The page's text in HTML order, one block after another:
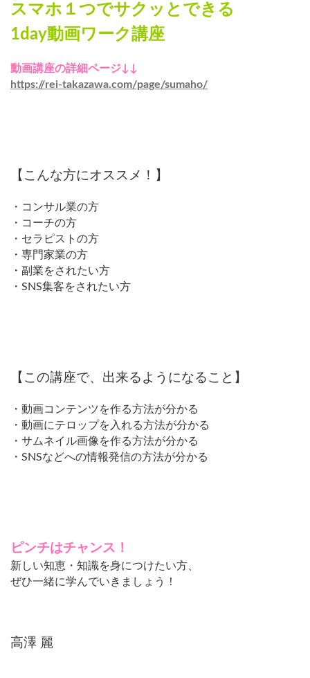
スマホ１つでサクッとできる
1day動画ワーク講座
動画講座の詳細ページ↓↓
https://rei-takazawa.com/page/sumaho/
【こんな方にオススメ！】
・コンサル業の方
・コーチの方
・セラピストの方
・専門家業の方
・副業をされたい方
・SNS集客をされたい方
【この講座で、出来るようになること】
・動画コンテンツを作る方法が分かる
・動画にテロップを入れる方法が分かる
・サムネイル画像を作る方法が分かる
・SNSなどへの情報発信の方法が分かる
ピンチはチャンス！
新しい知恵・知識を身につけたい方、
ぜひ一緒に学んでいきましょう！
高澤 麗